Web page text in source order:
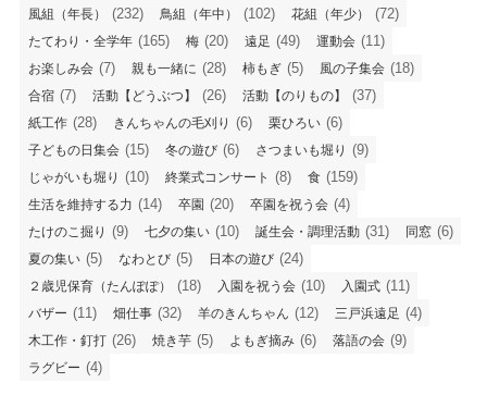
風組（年長） (232) 鳥組（年中） (102) 花組（年少） (72)
たてわり・全学年 (165) 梅 (20) 遠足 (49) 運動会 (11)
お楽しみ会 (7) 親も一緒に (28) 柿もぎ (5) 風の子集会 (18)
合宿 (7) 活動【どうぶつ】 (26) 活動【のりもの】 (37)
紙工作 (28) きんちゃんの毛刈り (6) 栗ひろい (6)
子どもの日集会 (15) 冬の遊び (6) さつまいも堀り (9)
じゃがいも堀り (10) 終業式コンサート (8) 食 (159)
生活を維持する力 (14) 卒園 (20) 卒園を祝う会 (4)
たけのこ掘り (9) 七夕の集い (10) 誕生会・調理活動 (31) 同窓 (6)
夏の集い (5) なわとび (5) 日本の遊び (24)
２歳児保育（たんぽぽ） (18) 入園を祝う会 (10) 入園式 (11)
バザー (11) 畑仕事 (32) 羊のきんちゃん (12) 三戸浜遠足 (4)
木工作・釘打 (26) 焼き芋 (5) よもぎ摘み (6) 落語の会 (9)
ラグビー (4)